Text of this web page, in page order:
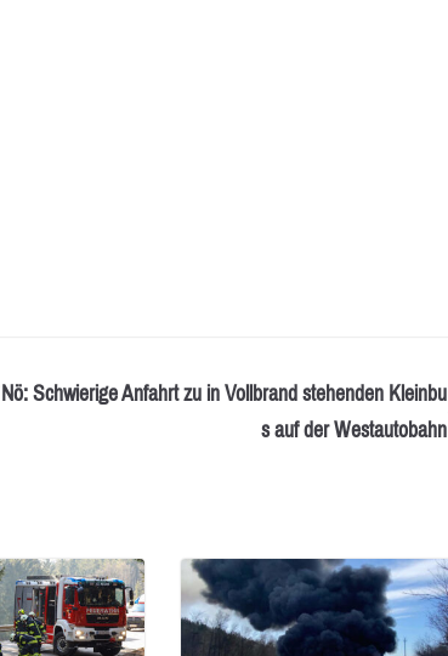
Nö: Schwierige Anfahrt zu in Vollbrand stehenden Kleinbu
s auf der Westautobahn